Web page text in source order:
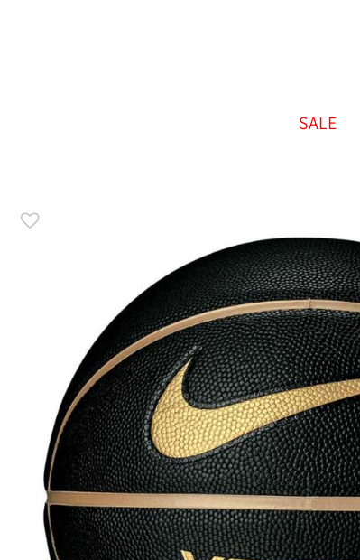
SALE